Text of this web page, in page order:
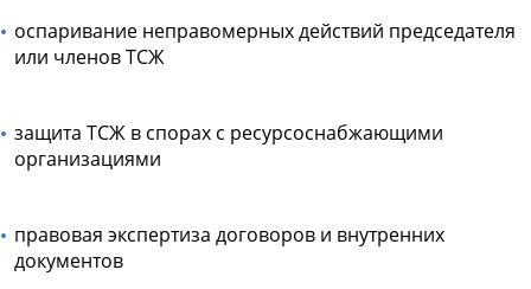
оспаривание неправомерных действий председателя
или членов ТСЖ
защита ТСЖ в спорах с ресурсоснабжающими
организациями
правовая экспертиза договоров и внутренних
документов